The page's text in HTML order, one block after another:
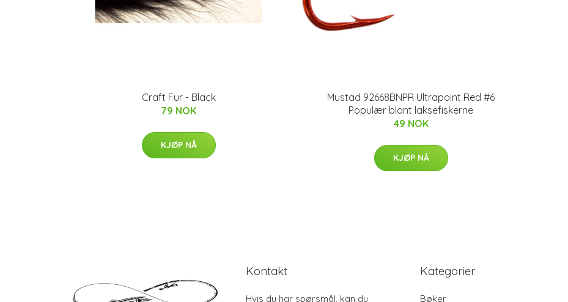
Craft Fur - Black
79 NOK
KJØP NÅ
Mustad 92668BNPR Ultrapoint Red #6
Populær blant laksefiskerne
49 NOK
KJØP NÅ
Kontakt
Hvis du har spørsmål, kan du
Kategorier
Bøker